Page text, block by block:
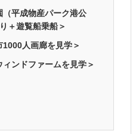
平成物産パーク港公
＋遊覧船乗船＞
人画廊を見学＞
ンドファームを見学＞